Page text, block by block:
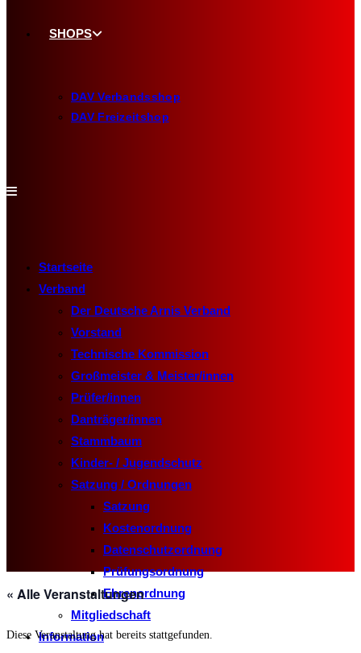
SHOPS
DAV Verbandsshop
DAV Freizeitshop
Startseite
Verband
Der Deutsche Arnis Verband
Vorstand
Technische Kommission
Großmeister & Meister/innen
Prüfer/innen
Danträger/innen
Stammbaum
Kinder- / Jugendschutz
Satzung / Ordnungen
Satzung
Kostenordnung
Datenschutzordnung
Prüfungsordnung
Ehrenordnung
Mitgliedschaft
Information
« Alle Veranstaltungen
Diese Veranstaltung hat bereits stattgefunden.